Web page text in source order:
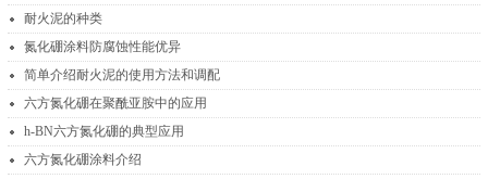
耐火泥的种类
氮化硼涂料防腐蚀性能优异
简单介绍耐火泥的使用方法和调配
六方氮化硼在聚酰亚胺中的应用
h-BN六方氮化硼的典型应用
六方氮化硼涂料介绍